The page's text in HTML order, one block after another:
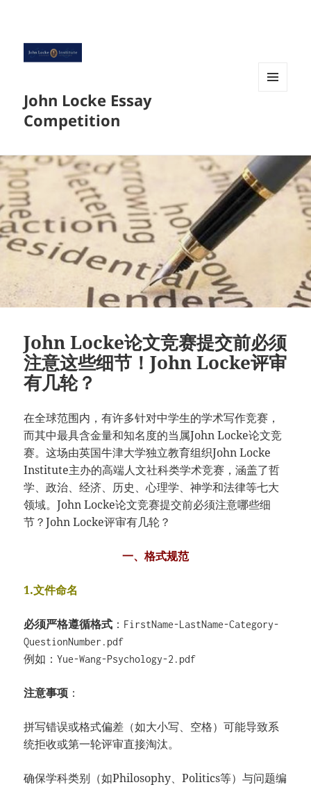
John Locke Essay
Competition
John Locke论文竞赛提交前必须
注意这些细节！John Locke评审
有几轮？
在全球范围内，有许多针对中学生的学术写作竞赛，
而其中最具含金量和知名度的当属John Locke论文竞
赛。这场由英国牛津大学独立教育组织John Locke
Institute主办的高端人文社科类学术竞赛，涵盖了哲
学、政治、经济、历史、心理学、神学和法律等七大
领域。John Locke论文竞赛提交前必须注意哪些细
节？John Locke评审有几轮？
一、格式规范
1.文件命名
必须严格遵循格式 ： FirstName-LastName-Category-
QuestionNumber.pdf
例如：Yue-Wang-Psychology-2.pdf
注意事项 ：
拼写错误或格式偏差（如大小写、空格）可能导致系
统拒收或第一轮评审直接淘汰。
确保学科类别（如Philosophy、Politics等）与问题编